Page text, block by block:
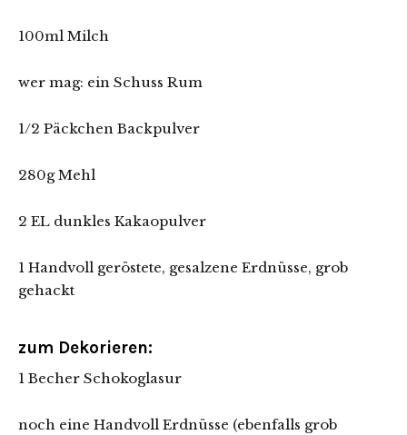
100ml Milch
wer mag: ein Schuss Rum
1/2 Päckchen Backpulver
280g Mehl
2 EL dunkles Kakaopulver
1 Handvoll geröstete, gesalzene Erdnüsse, grob
gehackt
zum Dekorieren:
1 Becher Schokoglasur
noch eine Handvoll Erdnüsse (ebenfalls grob